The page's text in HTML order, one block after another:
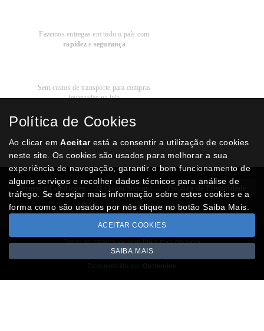
Fazemos entregas em todo o país com
rapideze segurança
Sem custos de transporte para compras
levantadas na loja
Modos dePagamento
Multibanco, cartão de crédito, Paypal ou
transferência
Termos e Condições Politica de Privacidade
RAL Livro Reclamações
Todos os valores incluem IVA à taxa em vigor
Copyright © NUMISMATICAJA.com 2026
Política de Cookies
Ao clicar emAceitarestá a consentir a utilização de cookies
neste site. Os cookies são usados para melhorar a sua
experiência de navegação, garantir o bom funcionamento de
alguns serviços e recolher dados técnicos para análise de
tráfego. Se desejar mais informação sobre estes cookies e a
forma como são usados por nós clique no botão Saiba Mais.
ACEITAR COOKIES
SAIBA MAIS